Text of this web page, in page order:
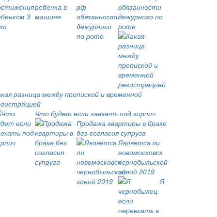
обязанности
дежурного по
роте
разница между пропиской и временной
Что будет если заехать под кирпич
Продажа квартиры в браке
без согласия супруга
Является ли
новомосковск
чернобыльской
зоной 2019
Я